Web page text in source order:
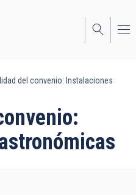
del convenio: Instalaciones